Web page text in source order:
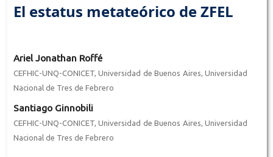
El estatus metateórico de ZFEL
Ariel Jonathan Roffé
CEFHIC-UNQ-CONICET, Universidad de Buenos Aires, Universidad
Nacional de Tres de Febrero
Santiago Ginnobili
CEFHIC-UNQ-CONICET, Universidad de Buenos Aires, Universidad
Nacional de Tres de Febrero